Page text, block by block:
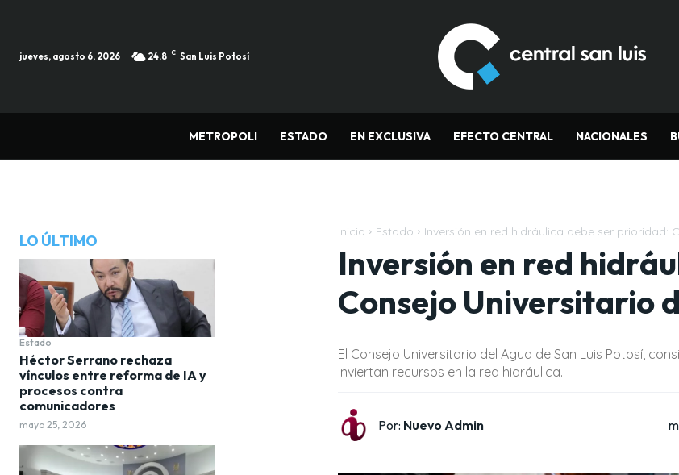
jueves, agosto 6, 2026 24.8 C San Luis Potosí
METROPOLI ESTADO EN EXCLUSIVA EFECTO CENTRAL NACIONALES
LO ÚLTIMO
Estado
Héctor Serrano rechaza
vínculos entre reforma de IA y
procesos contra
comunicadores
mayo 25, 2026
Inicio Estado Inversión en red hidráulica debe ser prioridad:
Inversión en red
Consejo Universitario
El Consejo Universitario del Agua de San Luis Potosí,
inviertan recursos en la red hidráulica.
Por: Nuevo Admin